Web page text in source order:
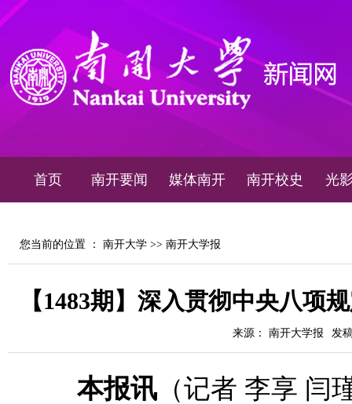
首页 南开要闻 媒体南开 南开校史 光
您当前的位置 ： 南开大学 >> 南开大学报
【1483期】深入贯彻中央八项
来源： 南开大学报 发
本报讯 （记者 李享 闫